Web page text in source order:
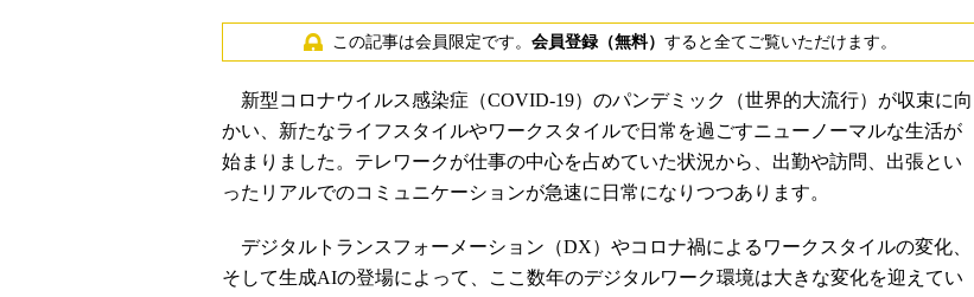
この記事は会員限定です。 会員登録（無料） すると全てご覧いただけます。
新型コロナウイルス感染症（COVID-19）のパンデミック（世界的大流行）が収束に向
かい、新たなライフスタイルやワークスタイルで日常を過ごすニューノーマルな生活が
始まりました。テレワークが仕事の中心を占めていた状況から、出勤や訪問、出張とい
ったリアルでのコミュニケーションが急速に日常になりつつあります。
デジタルトランスフォーメーション（DX）やコロナ禍によるワークスタイルの変化、
そして生成AIの登場によって、ここ数年のデジタルワーク環境は大きな変化を迎えてい